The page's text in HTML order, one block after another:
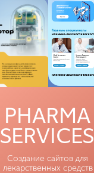
PHARMA
SERVICES
Создание сайтов для
лекарственных средств
Turbo